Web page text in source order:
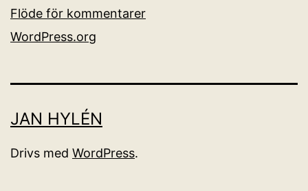
Flöde för kommentarer
WordPress.org
JAN HYLÉN
Drivs med WordPress.